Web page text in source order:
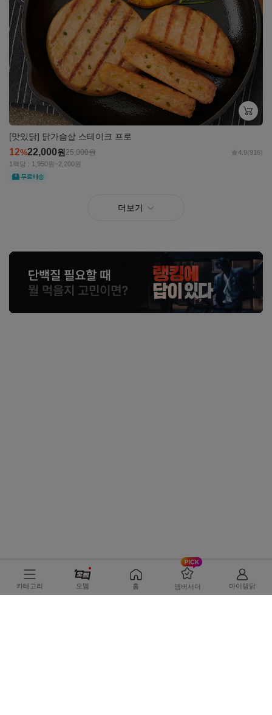
[맛있닭] 닭가슴살 스테이크 프로
12%22,000원25,000원 4.9(916)
1팩당 : 1,950원~2,200원
무료
보기
더보기
이벤트
카테고리 오멤 홈 앰버서더 마이랭닭
로그인 고객센터